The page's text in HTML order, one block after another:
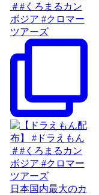
＃#くろまるカン
ボジア #クロマー
ツアーズ
日本国内最大のカ